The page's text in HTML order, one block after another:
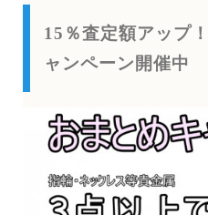
15％査定額アップ
ャンペーン開催中